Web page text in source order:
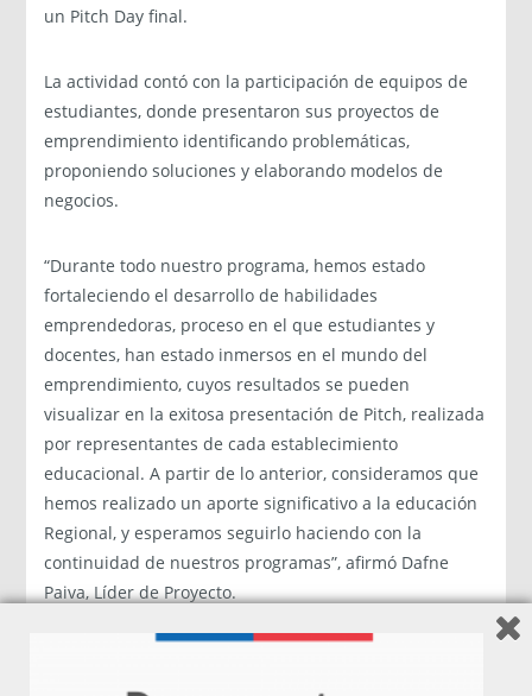
un Pitch Day final.
La actividad contó con la participación de equipos de
estudiantes, donde presentaron sus proyectos de
emprendimiento identificando problemáticas,
proponiendo soluciones y elaborando modelos de
negocios.
“Durante todo nuestro programa, hemos estado
fortaleciendo el desarrollo de habilidades
emprendedoras, proceso en el que estudiantes y
docentes, han estado inmersos en el mundo del
emprendimiento, cuyos resultados se pueden
visualizar en la exitosa presentación de Pitch, realizada
por representantes de cada establecimiento
educacional. A partir de lo anterior, consideramos que
hemos realizado un aporte significativo a la educación
Regional, y esperamos seguirlo haciendo con la
continuidad de nuestros programas”, afirmó Dafne
Paiva, Líder de Proyecto.
convocatoria que consistió en un llamado a las